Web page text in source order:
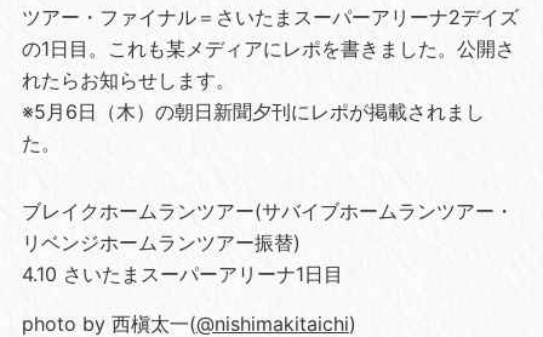
ツアー・ファイナル＝さいたまスーパーアリーナ2デイズ
の1日目。これも某メディアにレポを書きました。公開さ
れたらお知らせします。
※5月6日（木）の朝日新聞夕刊にレポが掲載されまし
た。
ブレイクホームランツアー(サバイブホームランツアー・
リベンジホームランツアー振替)
4.10 さいたまスーパーアリーナ1日目
photo by 西槇太一(@nishimakitaichi)